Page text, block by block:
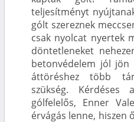
teljesítményt
gólt szereznek
csak nyolcat nyertek
döntetleneket
betonvédelem jól
áttöréshez több
szükség.
gólfelelős, Enner
érvágás lenne, hiszen